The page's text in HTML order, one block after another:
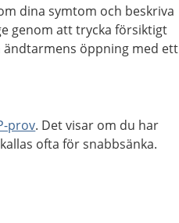
dina symtom och beskriva
genom att trycka försiktigt
ändtarmens öppning med ett
prov. Det visar om du har
ofta för snabbsänka.